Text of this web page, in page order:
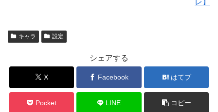
キャラ 設定
シェアする
X Facebook はてブ
Pocket LINE コピー